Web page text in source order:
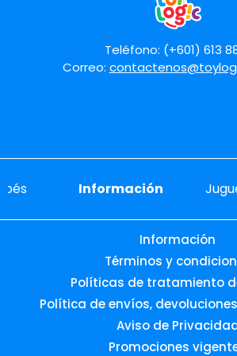
Enviar comentario
Teléfono: (+601) 613 88
Correo:
Información
Información
Términos y
Políticas de tratamiento
Política de envíos,
Aviso de
Promociones